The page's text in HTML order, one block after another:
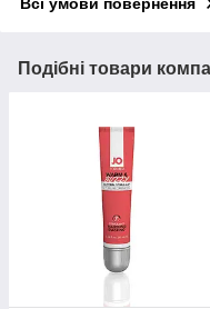
Подібні товари